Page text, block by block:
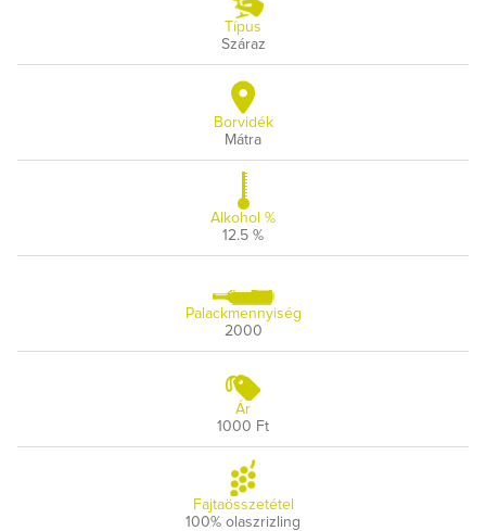
Típus
Száraz
Borvidék
Mátra
Alkohol %
12.5 %
Palackmennyiség
2000
Ár
1000 Ft
Fajtaösszetétel
100% olaszrizling